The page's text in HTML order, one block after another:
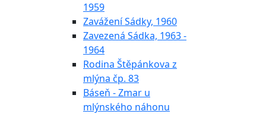
1959
Zavážení Sádky, 1960
Zavezená Sádka, 1963 -
1964
Rodina Štěpánkova z
mlýna čp. 83
Báseň - Zmar u
mlýnského náhonu